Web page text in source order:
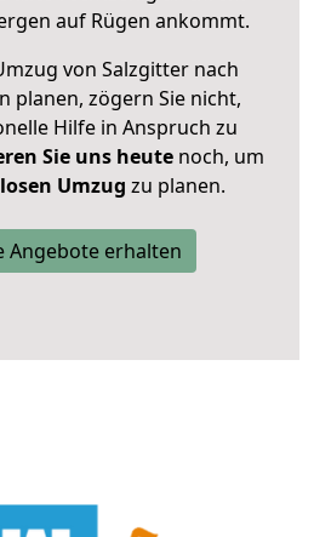
auf Rügen ankommt.
von Salzgitter nach
planen, zögern Sie nicht,
Hilfe in Anspruch zu
Sie uns heutenoch, um
Umzug zu planen.
Angebote erhalten